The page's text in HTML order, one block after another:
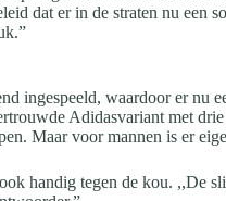
dat er in de straten nu een
ingespeeld, waardoor er nu
Adidasvariant met
Maar voor mannen is er
handig tegen de kou. ,,De